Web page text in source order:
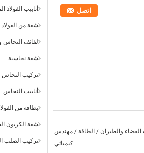
أنابيب الفولاذ
شفة من الفولاذ
لفائف النحاس
شفة نحاسية
تركيب النحاس
أنابيب النحاس
بطاقة من
شفة الكربون
تركيب الصلب
اتصل
الفضاء والطيران / الطاقة / مهندس
كيميائي